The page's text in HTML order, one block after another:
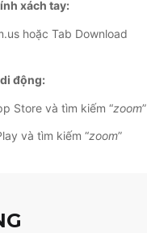
xách tay:
hoặc Tab Download
động:
Store và tìm kiếm “zoom”
và tìm kiếm “zoom”